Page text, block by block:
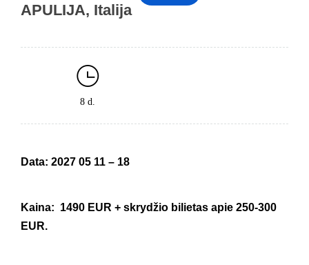
APULIJA, Italija
8 d.
Data: 2027 05 11 – 18
Kaina: 1490 EUR + skrydžio bilietas apie 250-300
EUR.